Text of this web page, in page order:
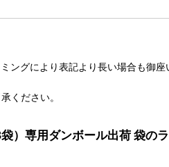
ングにより表記より長い場合も御座
ください。
）専用ダンボール出荷 袋の